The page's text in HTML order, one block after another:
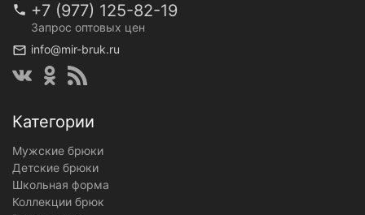
+7 (977) 125-82-19
Запрос оптовых цен
info@mir-bruk.ru
Категории
Мужские брюки
Детские брюки
Школьная форма
Коллекции брюк